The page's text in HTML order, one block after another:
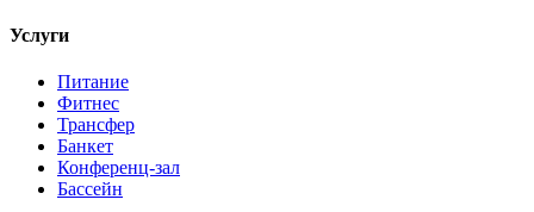
Услуги
Питание
Фитнес
Трансфер
Банкет
Конференц-зал
Бассейн